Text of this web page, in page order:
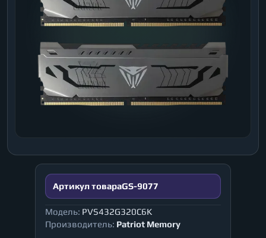
Артикул товараGS-9077
Модель: PVS432G320C6K
Производитель: Patriot Memory